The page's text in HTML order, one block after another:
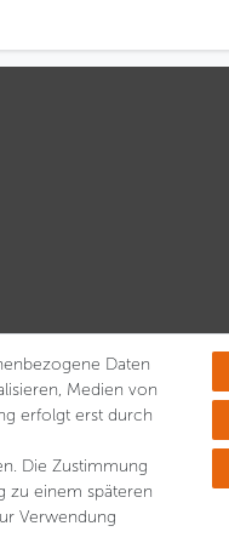
Daten
Medien von
erfolgt erst durch
Die Zustimmung
zu einem späteren
Verwendung